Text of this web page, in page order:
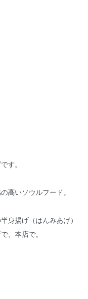
す。
高いソウルフード。
身揚げ（はんみあげ）
、本店で。